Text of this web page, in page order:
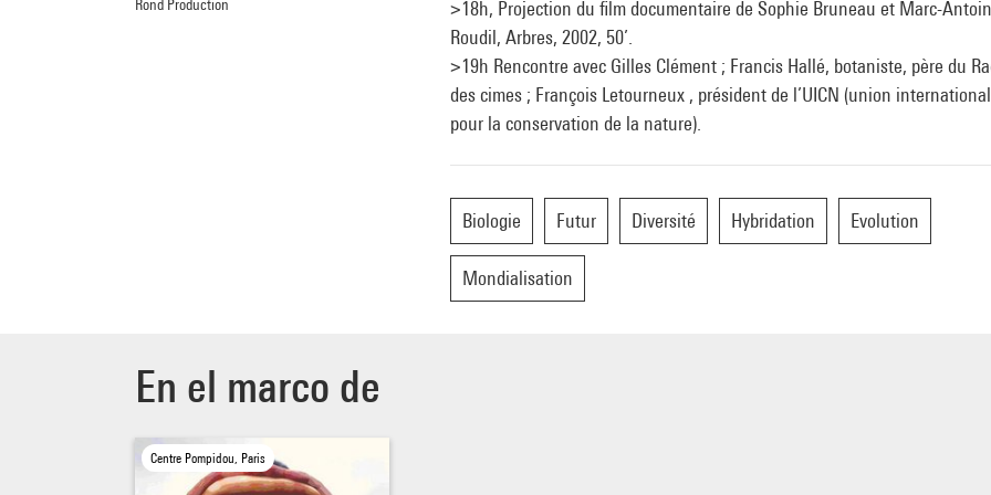
Rond Production
>18h, Projection du film documentaire de Sophie Bruneau et Marc-
Roudil, Arbres, 2002, 50’.
>19h Rencontre avec Gilles Clément ; Francis Hallé, botaniste, père du
des cimes ; François Letourneux , président de l’UICN (union
pour la conservation de la nature).
Biologie Futur Diversité Hybridation Evolution
Mondialisation
En el marco de
Centre Pompidou, Paris